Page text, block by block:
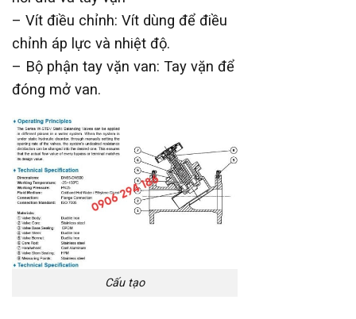
– Vít điều chỉnh: Vít dùng để điều
chỉnh áp lực và nhiệt độ.
– Bộ phận tay vặn van: Tay vặn để
đóng mở van.
Cấu tạo